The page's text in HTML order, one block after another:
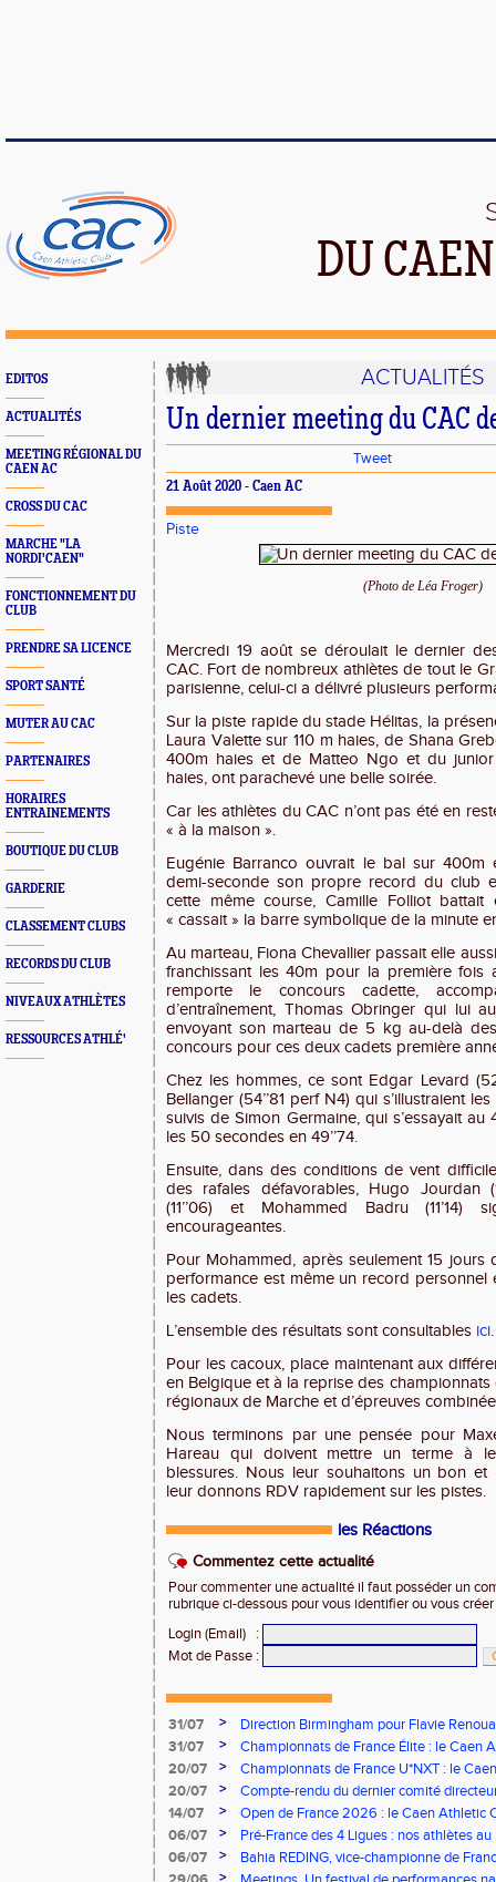
DU
EDITOS
ACTUALITÉS
MEETING RÉGIONAL DU
CAEN AC
CROSS DU CAC
MARCHE "LA
NORDI'CAEN"
FONCTIONNEMENT DU
CLUB
PRENDRE SA LICENCE
SPORT SANTÉ
MUTER AU CAC
PARTENAIRES
HORAIRES
ENTRAINEMENTS
BOUTIQUE DU CLUB
GARDERIE
CLASSEMENT CLUBS
RECORDS DU CLUB
NIVEAUX ATHLÈTES
RESSOURCES ATHLÉ'
ACTUALITÉS
Un dernier meeting du CAC
Tweet
21 Août 2020 - Caen AC
Piste
(Photo de Léa Froger)
Mercredi 19 août se déroulait le dernier
CAC. Fort de nombreux athlètes de tout le
parisienne, celui-ci a délivré plusieurs
Sur la piste rapide du stade Hélitas, la
Laura Valette sur 110 m haies, de Shana
400m haies et de Matteo Ngo et du junior
haies, ont parachevé une belle soirée.
Car les athlètes du CAC n’ont pas été en
« à la maison ».
Eugénie Barranco ouvrait le bal sur 400m
demi-seconde son propre record du club
cette même course, Camille Folliot
« cassait » la barre symbolique de la minute
Au marteau, Fiona Chevallier passait elle
franchissant les 40m pour la première fois
remporte le concours cadette,
d’entraînement, Thomas Obringer qui lui
envoyant son marteau de 5 kg au-delà
concours pour ces deux cadets première
Chez les hommes, ce sont Edgar Levard
Bellanger (54’’81 perf N4) qui s’illustraient
suivis de Simon Germaine, qui s’essayait
les 50 secondes en 49’’74.
Ensuite, dans des conditions de vent
des rafales défavorables, Hugo Jourdan
(11’’06) et Mohammed Badru (11’14)
encourageantes.
Pour Mohammed, après seulement 15 jours
performance est même un record
les cadets.
L’ensemble des résultats sont consultables ici.
Pour les cacoux, place maintenant aux
en Belgique et à la reprise des
régionaux de Marche et d’épreuves
Nous terminons par une pensée pour
Hareau qui doivent mettre un terme à
blessures. Nous leur souhaitons un bon et
leur donnons RDV rapidement sur les pistes.
les Réactions
Commentez cette actualité
Pour commenter une actualité il faut posséder un
rubrique ci-dessous pour vous identifier ou vous
Login (Email)
:
Mot de Passe :
31/07 >
Direction Birmingham pour Flavie
31/07
>
Championnats de France Élite : le Caen
vous à Albi !
20/07 >
Championnats de France U*NXT : le
Stade Charléty !
20/07 >
Compte-rendu du dernier comité
14/07
>
Open de France 2026 : le Caen Athletic
06/07
>
Pré-France des 4 Ligues : nos athlètes
06/07
>
Bahia REDING, vice-championne de
>